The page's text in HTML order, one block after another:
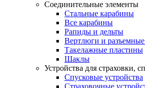
Соединительные элементы
Стальные карабины
Все карабины
Рапиды и дельты
Вертлюги и разъемные
Такелажные пластины
Шаклы
Устройства для страховки,
Спусковые устройства
Страховочные